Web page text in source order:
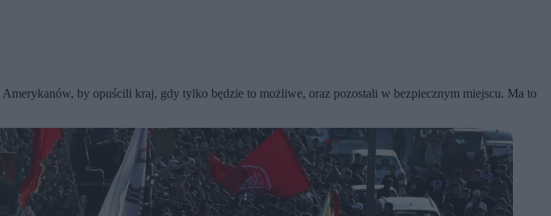
by opuścili kraj, gdy tylko będzie to możliwe, oraz pozostali w bezpiecznym miejscu. Ma to